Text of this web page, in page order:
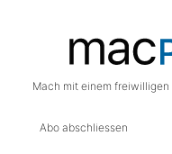
Mach mit einem
Abo abschliessen